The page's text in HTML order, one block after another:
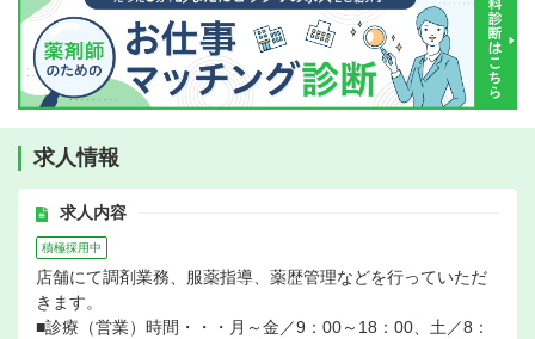
求人情報
求人内容
積極採用中
店舗にて調剤業務、服薬指導、薬歴管理などを行っていただ
きます。
■診療（営業）時間・・・月～金／9：00～18：00、土／8：